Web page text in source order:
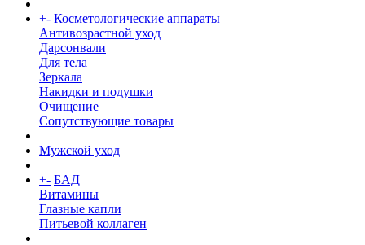
+- Косметологические аппараты
Антивозрастной уход
Дарсонвали
Для тела
Зеркала
Накидки и подушки
Очищение
Сопутствующие товары
Мужской уход
+- БАД
Витамины
Глазные капли
Питьевой коллаген